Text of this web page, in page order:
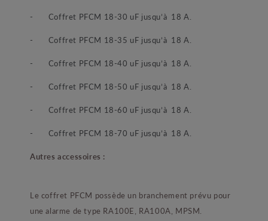
- Coffret PFCM 18-30 uF jusqu’à 18 A.
- Coffret PFCM 18-35 uF jusqu’à 18 A.
- Coffret PFCM 18-40 uF jusqu’à 18 A.
- Coffret PFCM 18-50 uF jusqu’à 18 A.
- Coffret PFCM 18-60 uF jusqu’à 18 A.
- Coffret PFCM 18-70 uF jusqu’à 18 A.
Autres accessoires :
Le coffret PFCM possède un branchement prévu pour
une alarme de type RA100E, RA100A, MPSM.